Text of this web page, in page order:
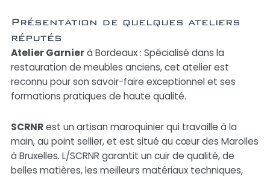
Présentation de quelques ateliers
réputés
Atelier Garnierà Bordeaux : Spécialisé dans la
restauration de meubles anciens, cet atelier est
reconnu pour son savoir-faire exceptionnel et ses
formations pratiques de haute qualité.
SCRNRest un artisan maroquinier qui travaille à la
main, au point sellier, et est situé au cœur des Marolles
à Bruxelles. L/SCRNR garantit un cuir de qualité, de
belles matières, les meilleurs matériaux techniques,